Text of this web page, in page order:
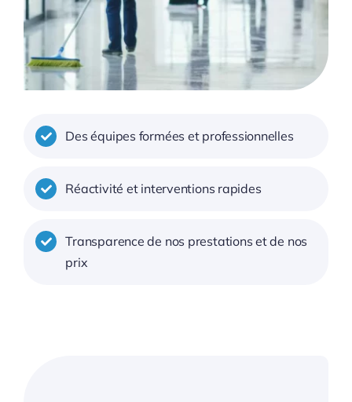
Des équipes formées et professionnelles
Réactivité et interventions rapides
Transparence de nos prestations et de nos
prix